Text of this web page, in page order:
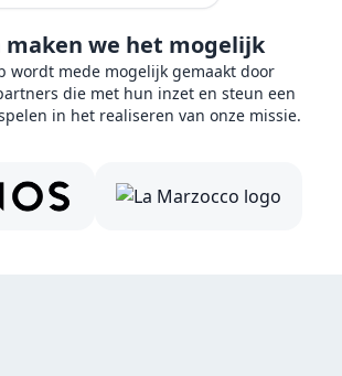
maken we het mogelijk
wordt mede mogelijk gemaakt door
die met hun inzet en steun een
in het realiseren van onze missie.